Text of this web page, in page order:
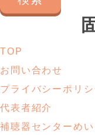
TOP
お問い合わせ
プライバシーポリシ
代表者紹介
補聴器センターめ